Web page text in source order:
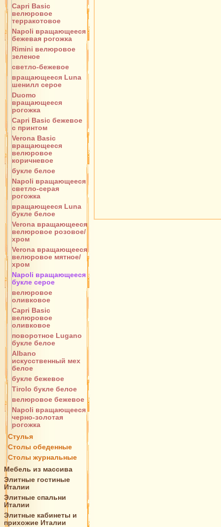
Capri Basic
велюровое
терракотовое
Napoli вращающееся
бежевая рогожка
Rimini велюровое
зеленое
светло-бежевое
вращающееся Luna
шенилл серое
Duomo
вращающееся
рогожка
Capri Basic бежевое
с принтом
Verona Basic
вращающееся
велюровое
коричневое
букле белое
Napoli вращающееся
светло-серая
рогожка
вращающееся Luna
букле белое
Verona вращающееся
велюровое розовое/
хром
Verona вращающееся
велюровое мятное/
хром
Napoli вращающееся
букле серое
велюровое
оливковое
Capri Basic
велюровое
оливковое
поворотное Lugano
букле белое
Albano
искусственный мех
белое
букле бежевое
Tirolo букле белое
велюровое бежевое
Napoli вращающееся
черно-золотая
рогожка
Стулья
Столы обеденные
Столы журнальные
Мебель из массива
Элитные гостиные
Италии
Элитные спальни
Италии
Элитные кабинеты и
прихожие Италии